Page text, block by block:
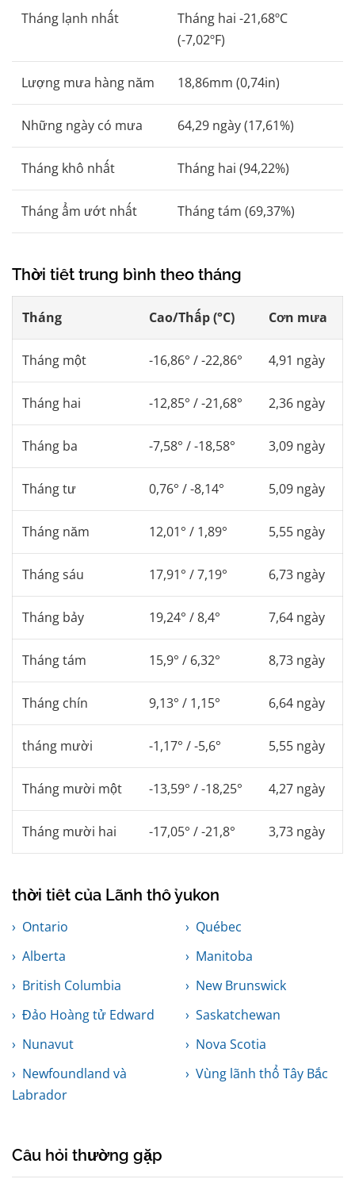
Tháng lạnh nhất
Tháng hai -21,68ºC
(-7,02ºF)
Lượng mưa hàng năm 18,86mm (0,74in)
Những ngày có mưa 64,29 ngày (17,61%)
Tháng khô nhất Tháng hai (94,22%)
Tháng ẩm ướt nhất Tháng tám (69,37%)
Thời tiết trung bình theo tháng
Tháng Cao/Thấp (°C) Cơn mưa
Tháng một -16,86° / -22,86° 4,91 ngày
Tháng hai -12,85° / -21,68° 2,36 ngày
Tháng ba -7,58° / -18,58° 3,09 ngày
Tháng tư 0,76° / -8,14° 5,09 ngày
Tháng năm 12,01° / 1,89° 5,55 ngày
Tháng sáu 17,91° / 7,19° 6,73 ngày
Tháng bảy 19,24° / 8,4° 7,64 ngày
Tháng tám 15,9° / 6,32° 8,73 ngày
Tháng chín 9,13° / 1,15° 6,64 ngày
tháng mười -1,17° / -5,6° 5,55 ngày
Tháng mười một -13,59° / -18,25° 4,27 ngày
Tháng mười hai -17,05° / -21,8° 3,73 ngày
thời tiết của Lãnh thổ yukon
Ontario
Québec
Alberta
Manitoba
British Columbia
New Brunswick
Đảo Hoàng tử Edward
Saskatchewan
Nunavut
Nova Scotia
Newfoundland và
Labrador
Vùng lãnh thổ Tây Bắc
Câu hỏi thường gặp